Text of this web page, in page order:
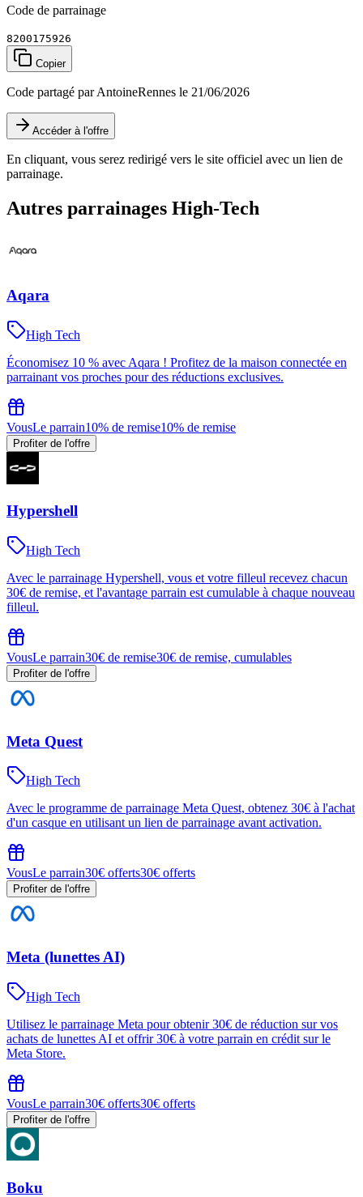
Code de parrainage
8200175926
Copier
Code partagé par AntoineRennes le 21/06/2026
Accéder à l'offre
En cliquant, vous serez redirigé vers le site officiel avec un lien de
parrainage.
Autres parrainages High-Tech
Aqara
High Tech
Économisez 10 % avec Aqara ! Profitez de la maison connectée en
parrainant vos proches pour des réductions exclusives.
VousLe parrain10% de remise10% de remise
Profiter de l'offre
Hypershell
High Tech
Avec le parrainage Hypershell, vous et votre filleul recevez chacun
30€ de remise, et l'avantage parrain est cumulable à chaque nouveau
filleul.
VousLe parrain30€ de remise30€ de remise, cumulables
Profiter de l'offre
Meta Quest
High Tech
Avec le programme de parrainage Meta Quest, obtenez 30€ à l'achat
d'un casque en utilisant un lien de parrainage avant activation.
VousLe parrain30€ offerts30€ offerts
Profiter de l'offre
Meta (lunettes AI)
High Tech
Utilisez le parrainage Meta pour obtenir 30€ de réduction sur vos
achats de lunettes AI et offrir 30€ à votre parrain en crédit sur le
Meta Store.
VousLe parrain30€ offerts30€ offerts
Profiter de l'offre
Boku